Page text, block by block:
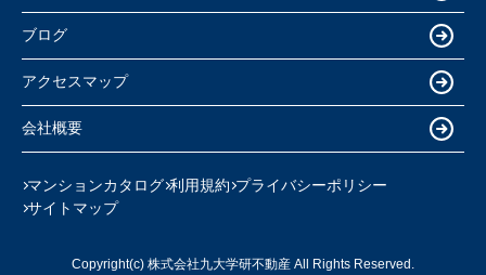
ブログ
アクセスマップ
会社概要
マンションカタログ 利用規約 プライバシーポリシー
サイトマップ
Copyright(c) 株式会社九大学研不動産 All Rights Reserved.